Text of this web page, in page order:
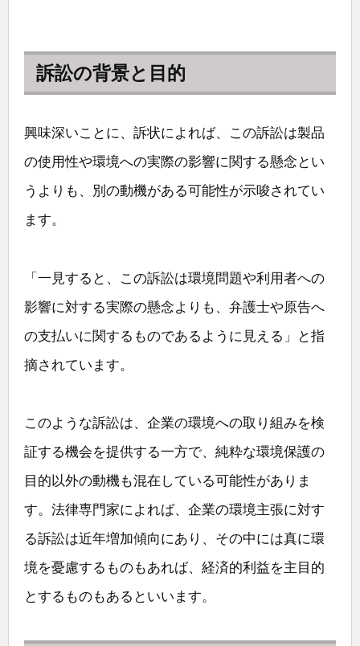
訴訟の背景と目的
興味深いことに、訴状によれば、この訴訟は製品
の使用性や環境への実際の影響に関する懸念とい
うよりも、別の動機がある可能性が示唆されてい
ます。
「一見すると、この訴訟は環境問題や利用者への
影響に対する実際の懸念よりも、弁護士や原告へ
の支払いに関するものであるように見える」と指
摘されています。
このような訴訟は、企業の環境への取り組みを検
証する機会を提供する一方で、純粋な環境保護の
目的以外の動機も混在している可能性がありま
す。法律専門家によれば、企業の環境主張に対す
る訴訟は近年増加傾向にあり、その中には真に環
境を憂慮するものもあれば、経済的利益を主目的
とするものもあるといいます。